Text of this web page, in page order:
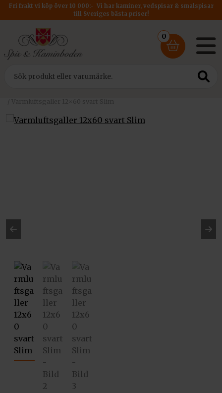
Fri frakt vi köp över 10 000:- Vi har kaminer, vedspisar & smalspisar
till Sveriges bästa priser!
0
us